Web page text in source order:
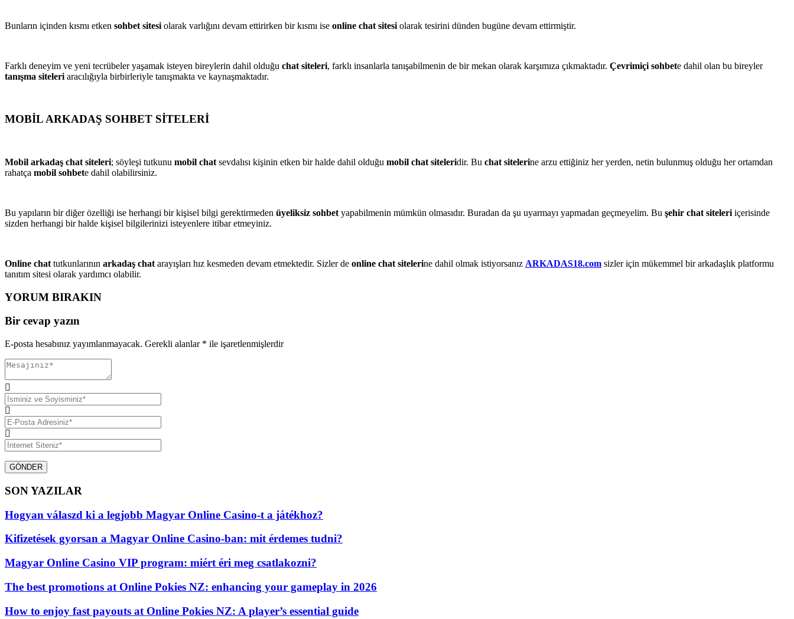
Bunların içinden kısmı etken sohbet sitesi olarak varlığını devam ettirirken bir kısmı ise online chat sitesi olarak tesirini dünden bugüne devam ettirmiştir.
Farklı deneyim ve yeni tecrübeler yaşamak isteyen bireylerin dahil olduğu chat siteleri, farklı insanlarla tanışabilmenin de bir mekan olarak karşımıza çıkmaktadır. Çevrimiçi sohbete dahil olan bu bireyler
tanışma siteleri aracılığıyla birbirleriyle tanışmakta ve kaynaşmaktadır.
MOBİL ARKADAŞ SOHBET SİTELERİ
Mobil arkadaş chat siteleri; söyleşi tutkunu mobil chat sevdalısı kişinin etken bir halde dahil olduğu mobil chat siteleridir. Bu chat sitelerine arzu ettiğiniz her yerden, netin bulunmuş olduğu her ortamdan
rahatça mobil sohbete dahil olabilirsiniz.
Bu yapıların bir diğer özelliği ise herhangi bir kişisel bilgi gerektirmeden üyeliksiz sohbet yapabilmenin mümkün olmasıdır. Buradan da şu uyarmayı yapmadan geçmeyelim. Bu şehir chat siteleri içerisinde
sizden herhangi bir halde kişisel bilgilerinizi isteyenlere itibar etmeyiniz.
Online chat tutkunlarının arkadaş chat arayışları hız kesmeden devam etmektedir. Sizler de online chat sitelerine dahil olmak istiyorsanız ARKADAS18.com sizler için mükemmel bir arkadaşlık platformu
tanıtım sitesi olarak yardımcı olabilir.
YORUM BIRAKIN
Bir cevap yazın
E-posta hesabınız yayımlanmayacak. Gerekli alanlar * ile işaretlenmişlerdir
GÖNDER
SON YAZILAR
Hogyan válaszd ki a legjobb Magyar Online Casino-t a játékhoz?
Kifizetések gyorsan a Magyar Online Casino-ban: mit érdemes tudni?
Magyar Online Casino VIP program: miért éri meg csatlakozni?
The best promotions at Online Pokies NZ: enhancing your gameplay in 2026
How to enjoy fast payouts at Online Pokies NZ: A player’s essential guide